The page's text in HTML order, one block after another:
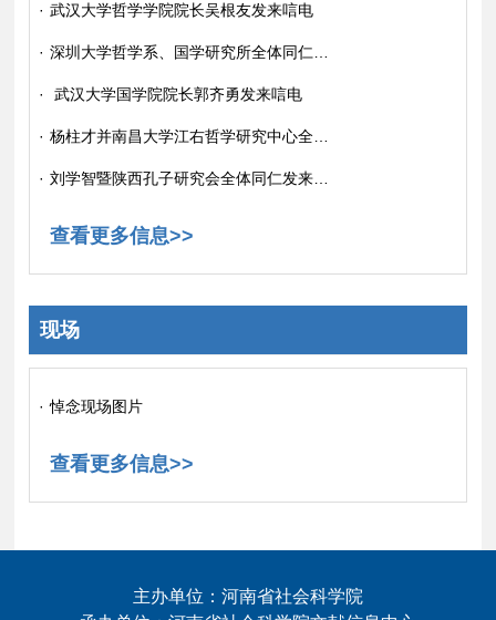
· 武汉大学哲学学院院长吴根友发来唁电
· 深圳大学哲学系、国学研究所全体同仁发来唁电
· 武汉大学国学院院长郭齐勇发来唁电
· 杨柱才并南昌大学江右哲学研究中心全体同仁发来唁电
· 刘学智暨陕西孔子研究会全体同仁发来唁电
查看更多信息>>
现场
· 悼念现场图片
查看更多信息>>
主办单位：河南省社会科学院